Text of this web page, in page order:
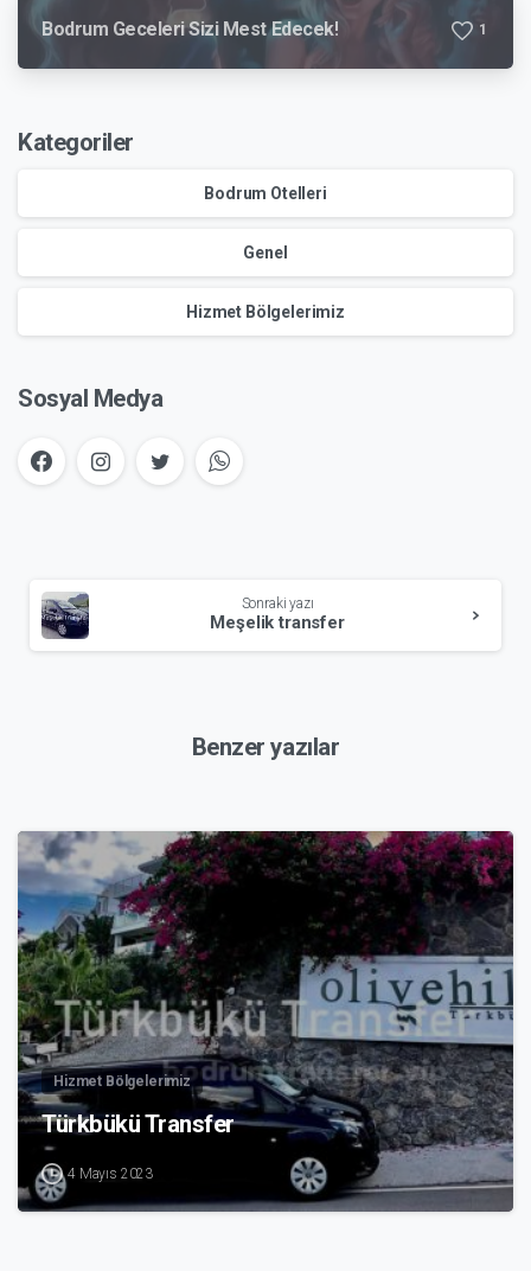
Bodrum Geceleri Sizi Mest Edecek! 1
Kategoriler
Bodrum Otelleri
Genel
Hizmet Bölgelerimiz
Sosyal Medya
Okumaya
devam
et
Sonraki yazı
Meşelik transfer
Benzer yazılar
4
Hizmet Bölgelerimiz
Türkbükü Transfer
4 Mayıs 2023